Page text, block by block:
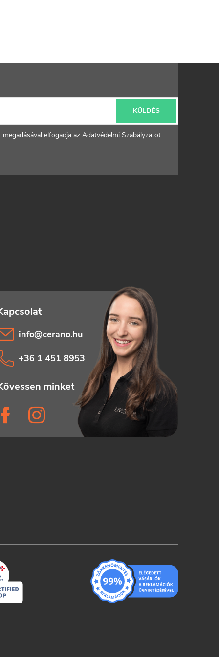
elfogadja az Adatvédelmi Szabályzatot
KÜLDÉS
info@cerano.hu
+36 1 451 8953